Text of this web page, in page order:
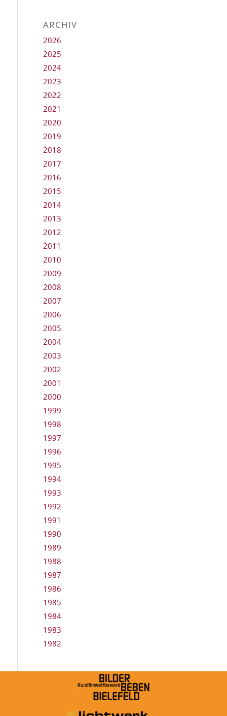
ARCHIV
2026
2025
2024
2023
2022
2021
2020
2019
2018
2017
2016
2015
2014
2013
2012
2011
2010
2009
2008
2007
2006
2005
2004
2003
2002
2001
2000
1999
1998
1997
1996
1995
1994
1993
1992
1991
1990
1989
1988
1987
1986
1985
1984
1983
1982